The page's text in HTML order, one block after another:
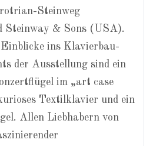
Steinweg
Steinway & Sons (USA).
ins Klavierbau-
der Ausstellung sind ein
im „art case
Textilklavier und ein
Allen Liebhabern von